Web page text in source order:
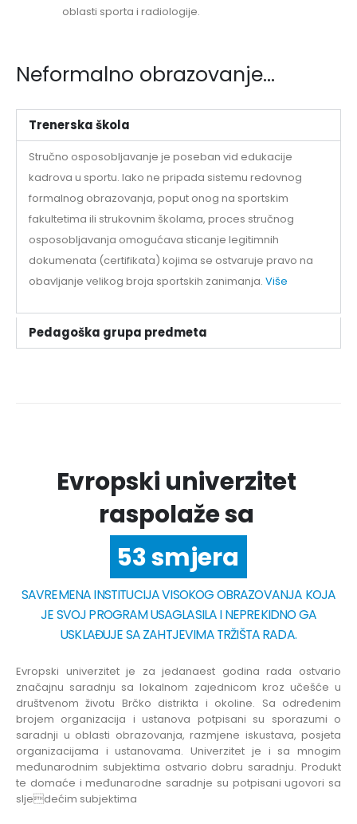
oblasti sporta i radiologije.
Neformalno obrazovanje...
Trenerska škola
Stručno osposobljavanje je poseban vid edukacije
kadrova u sportu. Iako ne pripada sistemu redovnog
formalnog obrazovanja, poput onog na sportskim
fakultetima ili strukovnim školama, proces stručnog
osposobljavanja omogućava sticanje legitimnih
dokumenata (certifikata) kojima se ostvaruje pravo na
obavljanje velikog broja sportskih zanimanja. Više
Pedagoška grupa predmeta
Evropski univerzitet
raspolaže sa
53 smjera
SAVREMENA INSTITUCIJA VISOKOG OBRAZOVANJA KOJA
JE SVOJ PROGRAM USAGLASILA I NEPREKIDNO GA
USKLAĐUJE SA ZAHTJEVIMA TRŽIŠTA RADA.
Evropski univerzitet je za jedanaest godina rada ostvario
značajnu saradnju sa lokalnom zajednicom kroz učešće u
društvenom životu Brčko distrikta i okoline. Sa određenim
brojem organizacija i ustanova potpisani su sporazumi o
saradnji u oblasti obrazovanja, razmjene iskustava, posjeta
organizacijama i ustanovama. Univerzitet je i sa mnogim
međunarodnim subjektima ostvario dobru saradnju. Produkt
te domaće i međunarodne saradnje su potpisani ugovori sa
sljedećim subjektima